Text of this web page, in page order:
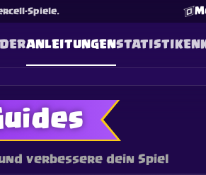
Spiele.
ANLEITUNGENSTATISTIKEN
verbessere dein Spiel